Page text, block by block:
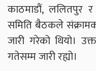
काठमाडौं, ललितपुर
समिति बैठकले
जारी गरेको थियो।
गतेसम्म जारी रह्यो।